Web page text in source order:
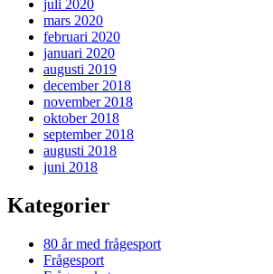
juli 2020
mars 2020
februari 2020
januari 2020
augusti 2019
december 2018
november 2018
oktober 2018
september 2018
augusti 2018
juni 2018
Kategorier
80 år med frågesport
Frågesport